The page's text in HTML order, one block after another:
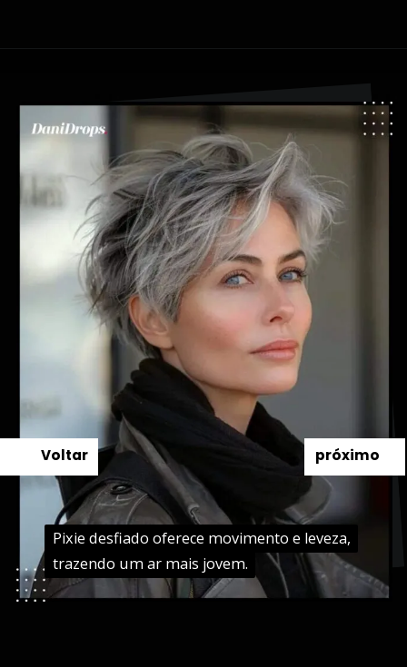
Pixie desfiado oferece movimento e leveza,
trazendo um ar mais jovem.
Pixie desfiado oferece movimento e leveza,
trazendo um ar mais jovem.
próximo
Voltar